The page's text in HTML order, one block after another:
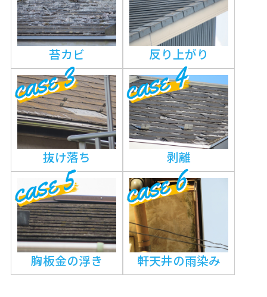
苔カビ 反り上がり
抜け落ち 剥離
胸板金の浮き 軒天井の雨染み